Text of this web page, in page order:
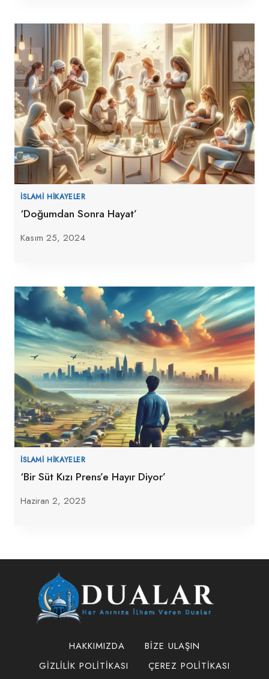
İSLAMI HIKAYELER
‘Doğumdan Sonra Hayat’
Kasım 25, 2024
İSLAMI HIKAYELER
‘Bir Süt Kızı Prens’e Hayır Diyor’
Haziran 2, 2025
HAKKIMIZDA
BIZE ULAŞIN
GIZLILIK POLITIKASI
ÇEREZ POLITIKASI